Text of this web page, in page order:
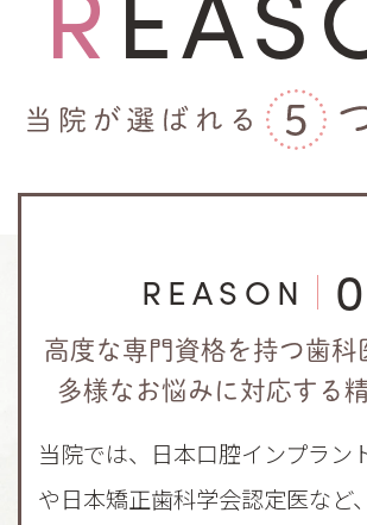
REASON
高度な専門資格を持つ歯科
多様なお悩みに対応する
当院では、日本口腔インプラン
や日本矯正歯科学会認定医など